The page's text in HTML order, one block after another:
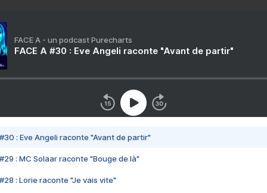
FACE A - un podcast Purecharts
FACE A #30 : Eve Angeli raconte "Avant de partir"
#30 : Eve Angeli raconte "Avant de partir"
#29 : MC Solaar raconte "Bouge de là"
#28 : Lorie raconte "Je vais vite"